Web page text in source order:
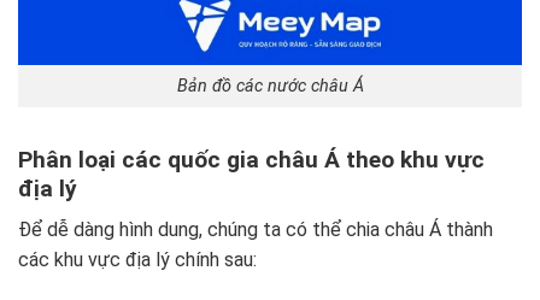
Bản đồ các nước châu Á
Phân loại các quốc gia châu Á theo khu vực
địa lý
Để dễ dàng hình dung, chúng ta có thể chia châu Á thành
các khu vực địa lý chính sau: